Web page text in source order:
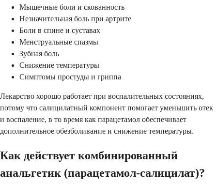
Мышечные боли и скованность
Незначительная боль при артрите
Боли в спине и суставах
Менструальные спазмы
Зубная боль
Снижение температуры
Симптомы простуды и гриппа
Лекарство хорошо работает при воспалительных состояниях,
потому что салицилатный компонент помогает уменьшить отек
и воспаление, в то время как парацетамол обеспечивает
дополнительное обезболивание и снижение температуры.
Как действует комбинированный
анальгетик (парацетамол-салицилат)?